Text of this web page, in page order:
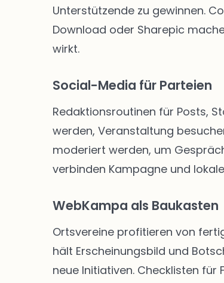
Unterstützende zu gewinnen.
Download oder Sharepic
wirkt.
Social-Media für Parteien
Redaktionsroutinen für Posts,
werden, Veranstaltung
moderiert werden, um
verbinden Kampagne und
WebKampa als Baukasten
Ortsvereine profitieren von
hält Erscheinungsbild und
neue Initiativen. Checklisten